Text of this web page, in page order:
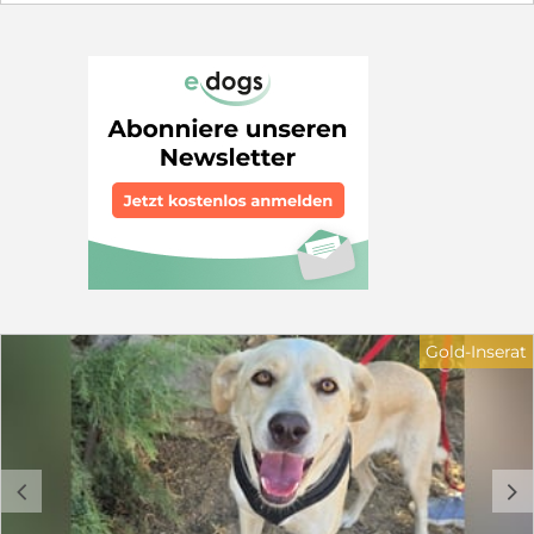
sie sichtlich die Streicheleinheiten. Sie hält ganz still
würde sie ein toller Familienhund. Wir suchen für
Sunday eine Familie, die ihr zeigt, wie schön das Leben
sein kann. Sie sollte liebevoll erzogen und gefördert
werden. Wir würden uns auch über eine Pflegestelle
freuen. Wir suchen Menschen mit Hundeerfahrung und
Garten. Ein Hundekumpel, der Sunday an die Pfote
nimmt, wäre schön, ist aber kein Muss. Kinder sollten 12
Jahre oder älter sein und den verantwortungsvollen
Umgang mit Hunden kennen. Wenn Sie ein Körbchen
frei haben, sei es auf Zeit oder für immer, dann nehmen
auf unsere Seite www.furbys-fellfreunde.de unter -
Fellfreund adoptieren-. Dort finden Sie alle nötigen
Infos zur Adoption oder Pflegestelle und auch unsere
Selbstauskunft. Alle Hunde sind bei Ausreise gechipt,
geimpft und reisen mit einem EU Ausweis in einem
beim deutschen Veterinäramt registrierten Transport.
Die Hunde reisen mit Traces.
c d
Gold-Inserat